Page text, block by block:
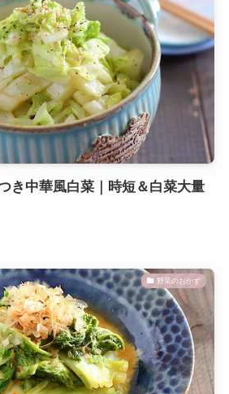
き中華風白菜｜時短＆白菜大量
野菜のおかず